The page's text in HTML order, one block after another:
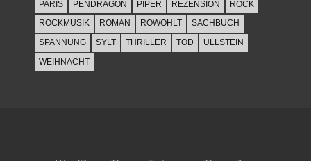
PARIS
PENDRAGON PIPER REZENSION
ROCK
ROCKMUSIK
ROMAN ROWOHLT
SACHBUCH
SPANNUNG
SYLT THRILLER TOD
ULLSTEIN
WEIHNACHT